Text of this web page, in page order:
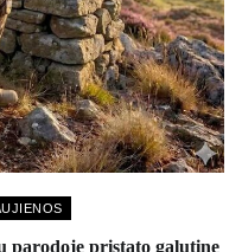
parodoje pristato galutinę